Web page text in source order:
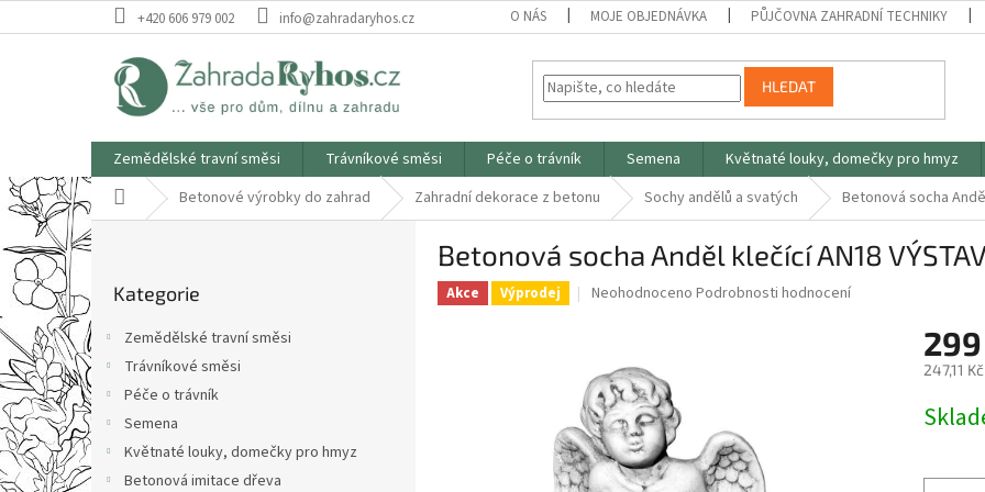
na
+420 606 979 002 info@zahradaryhos.cz O NÁS MOJE OBJEDNÁVKA PŮJČOVNA ZAHRADNÍ TECHNIKY
HLEDAT
Zemědělské travní směsi Trávníkové směsi Péče o trávník Semena Květnaté louky, domečky pro hmyz
Domů Betonové výrobky do zahrad Zahradní dekorace z betonu Sochy andělů a svatých Betonová socha
P
o
r
a
n
n
í
p
a
kategorie
Kategorie
Zemědělské travní směsi
Trávníkové směsi
Péče o trávník
Semena
Květnaté louky, domečky pro hmyz
Betonová imitace dřeva
Betonová socha Anděl klečící AN18
Akce Výprodej
Průměrné
0,0
z
5
hvězdiček.
Neohodnoceno Podrobnosti hodnocení
247,11
cena: